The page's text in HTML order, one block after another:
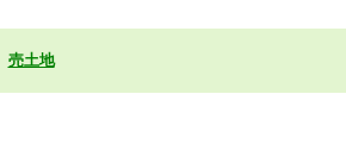
売土地